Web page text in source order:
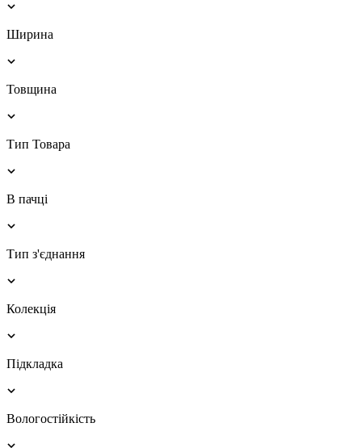
Ширина
Товщина
Тип Товара
В пачці
Тип з'єднання
Колекція
Підкладка
Вологостійкість